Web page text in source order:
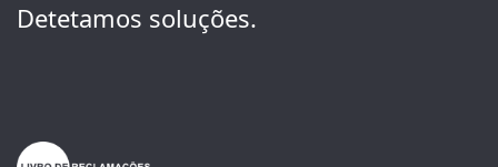
Detetamos soluções.